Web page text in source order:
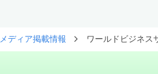
メディア掲載情報 ワールドビジネス